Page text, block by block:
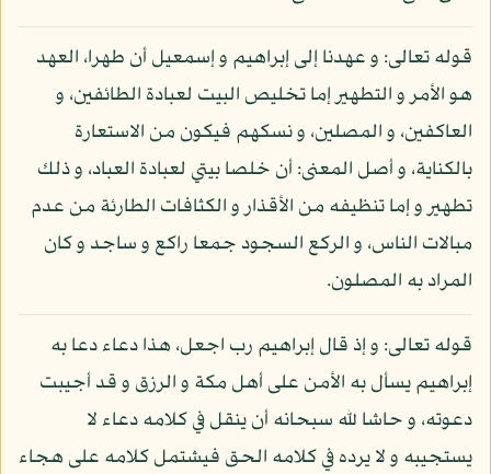
قوله تعالى: و عهدنا إلى إبراهيم و إسمعيل أن طهرا، العهد
هو الأمر و التطهير إما تخليص البيت لعبادة الطائفين، و
العاكفين، و المصلين، و نسكهم فيكون من الاستعارة
بالكناية، و أصل المعنى: أن خلصا بيتي لعبادة العباد، و ذلك
تطهير و إما تنظيفه من الأقذار و الكثافات الطارئة من عدم
مبالات الناس، و الركع السجود جمعا راكع و ساجد و كان
المراد به المصلون.
قوله تعالى: و إذ قال إبراهيم رب اجعل، هذا دعاء دعا به
إبراهيم يسأل به الأمن على أهل مكة و الرزق و قد أجيبت
دعوته، و حاشا لله سبحانه أن ينقل في كلامه دعاء لا
يستجيبه و لا يرده في كلامه الحق فيشتمل كلامه على هجاء